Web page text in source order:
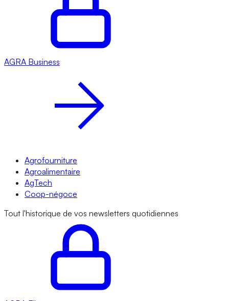
AGRA Business
Agrofourniture
Agroalimentaire
AgTech
Coop-négoce
Tout l'historique de vos newsletters quotidiennes